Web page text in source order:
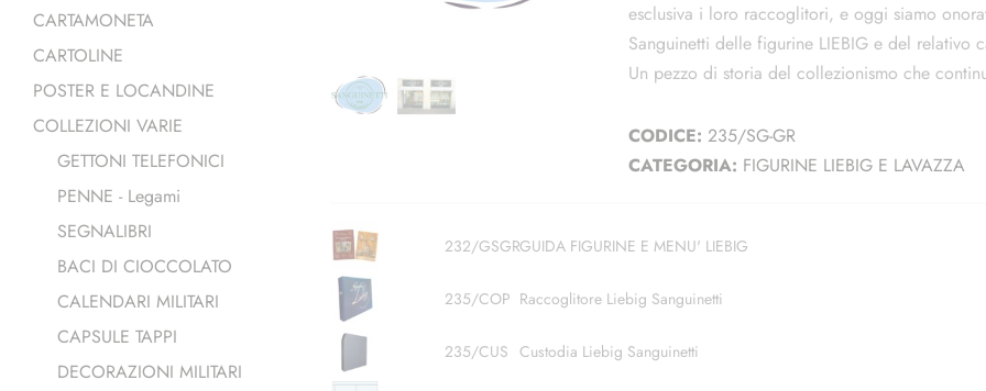
esclusiva i loro raccoglitori, e oggi siamo
Sanguinetti delle figurine LIEBIG e del relativo
Un pezzo di storia del collezionismo che
CODICE: 235/SG-GR
CATEGORIA: FIGURINE LIEBIG E LAVAZZA
GUIDA FIGURINE E MENU' LIEBIG
232/GSGR
Raccoglitore Liebig Sanguinetti
235/COP
Custodia Liebig Sanguinetti
235/CUS
CARTAMONETA
CARTOLINE
POSTER E LOCANDINE
COLLEZIONI VARIE
GETTONI TELEFONICI
PENNE - Legami
SEGNALIBRI
BACI DI CIOCCOLATO
CALENDARI MILITARI
CAPSULE TAPPI
DECORAZIONI MILITARI